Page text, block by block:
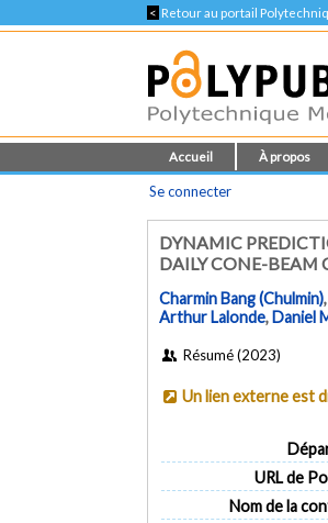
< Retour au portail
Accueil À propos
Se connecter
DYNAMIC
DAILY CONE-BEAM
Charmin Bang (Chulmin)
Arthur Lalonde,Daniel
Résumé (2023)
Un lien externe est
URL de
Nom de la